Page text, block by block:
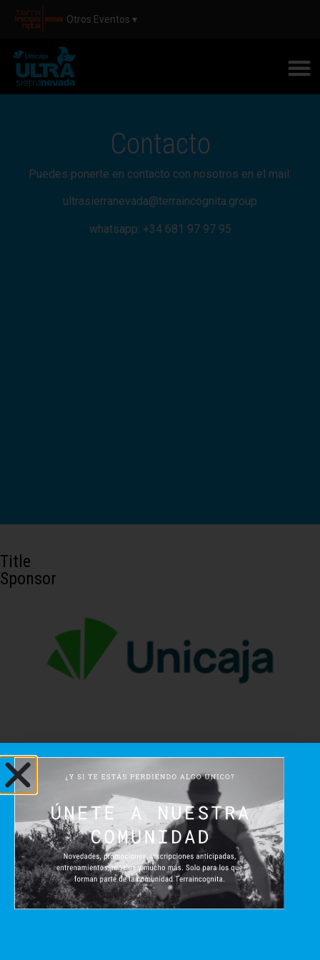
Otros Eventos ▾
Contacto
Puedes ponerte en contacto con nosotros en el mail:
ultrasierranevada@terraincognita.group
whatsapp: +34 681 97 97 95
Title
Sponsor
Patrocinadores
Institucionales